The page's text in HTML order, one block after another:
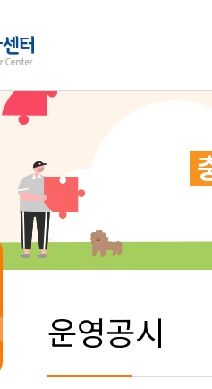
운영공시